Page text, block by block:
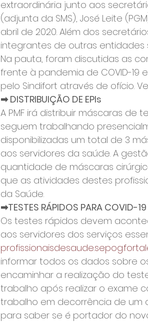
extraordinária junto aos
(adjunta da SMS), José Leite
abril de 2020. Além dos
integrantes de outras entidades
Na pauta, foram discutidas as
frente à pandemia de COVID-
pelo Sindifort através de ofício.
➡ DISTRIBUIÇÃO DE EPIs
A PMF irá distribuir máscaras de
seguem trabalhando
disponibilizadas um total de 3
aos servidores da saúde. A
quantidade de máscaras
que as atividades destes
da Saúde.
➡TESTES RÁPIDOS PARA COVID-19
Os testes rápidos devem
aos servidores dos serviços
informar todos os dados sobre
encaminhar a realização do
trabalho após realizar o exame
trabalho em decorrência de um
para saber se é portador do